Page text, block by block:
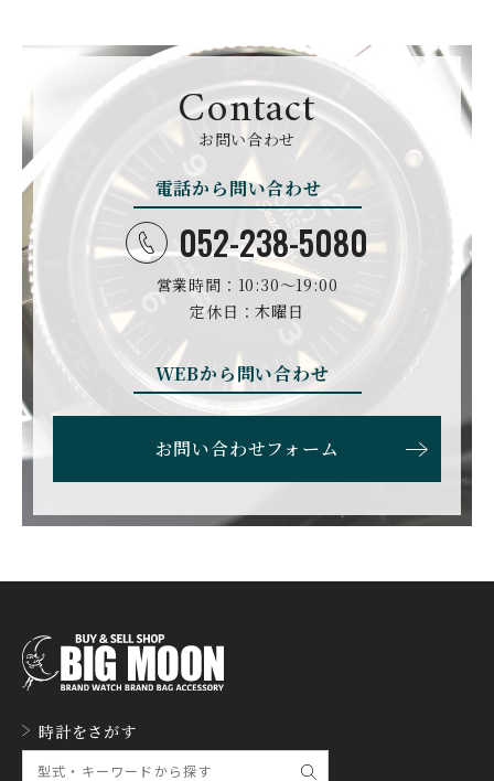
CYRUS CZAPEK
チャペック
D. DORNBLÜTH&SOH
N
D.ドルンブルート＆ゾー
DAMASKO
DANIEL ROTH
ダニエル・ロート
DAVOSA
ダボサ
DUBEY&SCHALDENBR
ダービー&シャルデンブラ
E.C.W
ヨーロピアン・カンパニ
ー・ウォッチ
EBERHARD
エベラール
EDOX
エドックス
F.P.ジュルヌ
ファーブル・ルーバ フォルティス
FRANCK MULLER NT
GERALD GENTA
ジェラルド・ジェンタ
GLASHUTTE ORIGINA
L
グラスヒュッテ・オリジ
ナル
グッチ
Contact
お問い合わせ
電話から問い合わせ
052-238-5080
営業時間：10:30〜19:00
定休日：木曜日
WEBから問い合わせ
お問い合わせフォーム
時計をさがす